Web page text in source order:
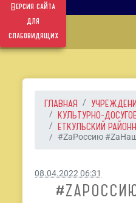
Версия сайта
для
слабовидящих
ГЛАВНАЯ
КУЛЬТУРНО-
ЕТКУЛЬСКИЙ
#ZaРоссию
08.04.2022 06:31